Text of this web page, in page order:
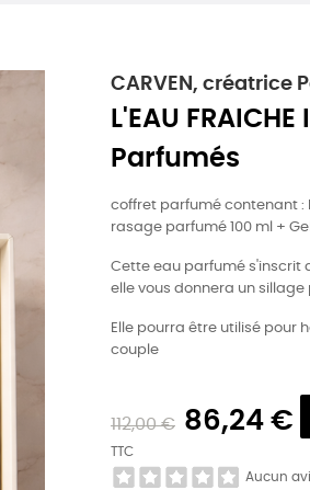
CARVEN, créatrice
L'EAU
Parfumés
coffret parfumé contenant :
rasage parfumé 100 ml +
Cette eau parfumé s'inscrit
elle vous donnera un
Elle pourra être utilisé pour
couple
112,00 € 86,24 €
TTC
Aucun